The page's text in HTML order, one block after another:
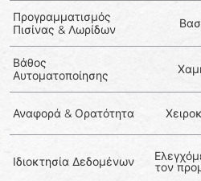
Προγραμματισμός
Πισίνας & Λωρίδων
Βάθος
Αυτοματοποίησης
Αναφορά & Ορατότητα
Ιδιοκτησία Δεδομένων τον